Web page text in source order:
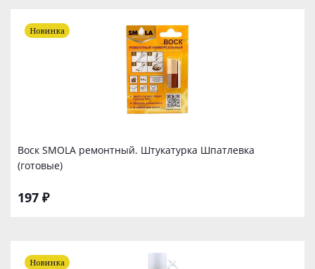
Воск SMOLA ремонтный. Штукатурка Шпатлевка
(готовые)
197 ₽
Новинка
Новинка